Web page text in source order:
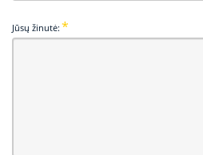
Jūsų žinutė: